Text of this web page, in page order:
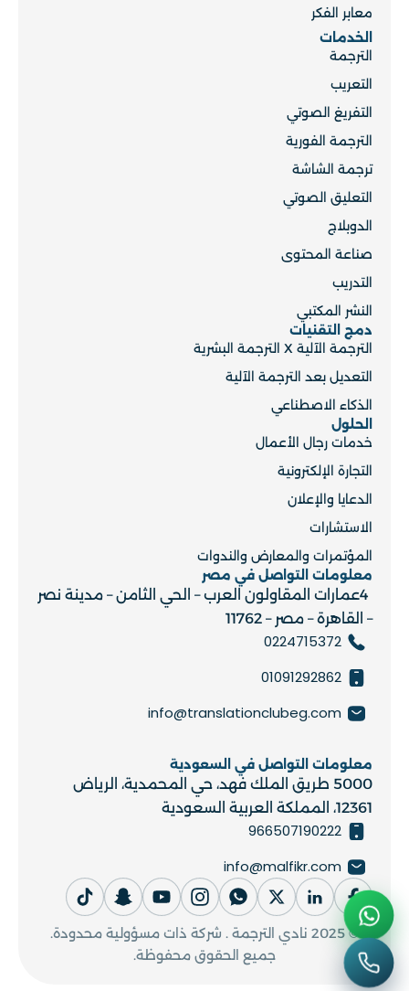
معابر الفكر
الخدمات
الترجمة
التعريب
التفريغ الصوتي
الترجمة الفورية
ترجمة الشاشة
التعليق الصوتي
الدوبلاج
صناعة المحتوى
التدريب
النشر المكتبي
دمج التقنيات
الترجمة الآلية X الترجمة البشرية
التعديل بعد الترجمة الآلية
الذكاء الاصطناعي
الحلول
خدمات رجال الأعمال
التجارة الإلكترونية
الدعايا والإعلان
الاستشارات
المؤتمرات والمعارض والندوات
معلومات التواصل في مصر
4عمارات المقاولون العرب – الحي الثامن – مدينة نصر
– القاهرة – مصر – 11762
0224715372
01091292862
info@translationclubeg.com
معلومات التواصل في السعودية
5000 طريق الملك فهد، حي المحمدية، الرياض
12361، المملكة العربية السعودية
966507190222
info@malfikr.com
© 2025 نادي الترجمة . شركة ذات مسؤولية محدودة.
جميع الحقوق محفوظة.